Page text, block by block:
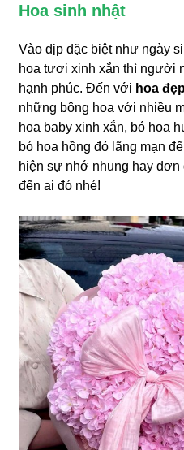
Hoa sinh nhật
Vào dịp đặc biệt như ngày
hoa tươi xinh xắn thì người
hạnh phúc. Đến với hoa
những bông hoa với nhiều
hoa baby xinh xắn, bó hoa
bó hoa hồng đỏ lãng mạn
hiện sự nhớ nhung hay
đến ai đó nhé!